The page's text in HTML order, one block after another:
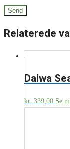
Relaterede
Daiwa
kr. 339,00 Se